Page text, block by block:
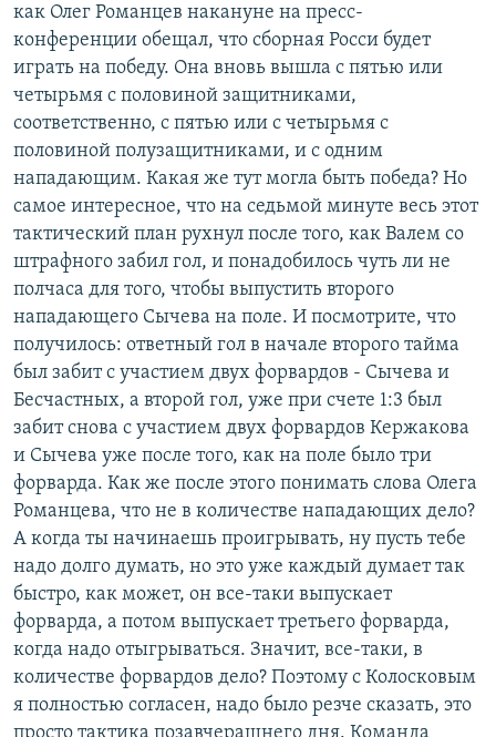
как Олег Романцев накануне на пресс-
конференции обещал, что сборная Росси будет
играть на победу. Она вновь вышла с пятью или
четырьмя с половиной защитниками,
соответственно, с пятью или с четырьмя с
половиной полузащитниками, и с одним
нападающим. Какая же тут могла быть победа? Но
самое интересное, что на седьмой минуте весь этот
тактический план рухнул после того, как Валем со
штрафного забил гол, и понадобилось чуть ли не
полчаса для того, чтобы выпустить второго
нападающего Сычева на поле. И посмотрите, что
получилось: ответный гол в начале второго тайма
был забит с участием двух форвардов - Сычева и
Бесчастных, а второй гол, уже при счете 1:3 был
забит снова с участием двух форвардов Кержакова
и Сычева уже после того, как на поле было три
форварда. Как же после этого понимать слова Олега
Романцева, что не в количестве нападающих дело?
А когда ты начинаешь проигрывать, ну пусть тебе
надо долго думать, но это уже каждый думает так
быстро, как может, он все-таки выпускает
форварда, а потом выпускает третьего форварда,
когда надо отыгрываться. Значит, все-таки, в
количестве форвардов дело? Поэтому с Колосковым
я полностью согласен, надо было резче сказать, это